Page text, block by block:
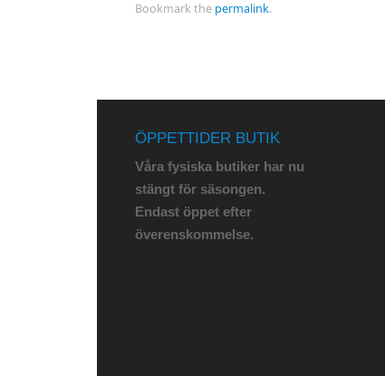
Bookmark the permalink.
ÖPPETTIDER BUTIK
Våra fysiska butiker har nu
stängt för säsongen.
Endast öppet efter
överenskommelse.